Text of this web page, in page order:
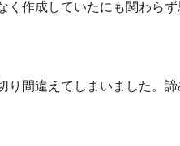
作成していたにも関わら
間違えてしまいました。